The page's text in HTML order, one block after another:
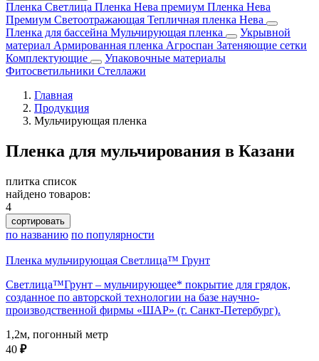
Пленка Светлица Пленка Нева премиум Пленка Нева
Премиум Светоотражающая Тепличная пленка Нева
Пленка для бассейна Мульчирующая пленка
Укрывной
материал Армированная пленка Агроспан Затеняющие сетки
Комплектующие
Упаковочные материалы
Фитосветильники Стеллажи
Главная
Продукция
Мульчирующая пленка
Пленка для мульчирования в Казани
плитка список
найдено товаров:
4
сортировать
по названию по популярности
Пленка мульчирующая Светлица™ Грунт
Светлица™Грунт – мульчирующее* покрытие для грядок,
созданное по авторской технологии на базе научно-
производственной фирмы «ШАР» (г. Санкт-Петербург).
1,2м, погонный метр
40 ₽